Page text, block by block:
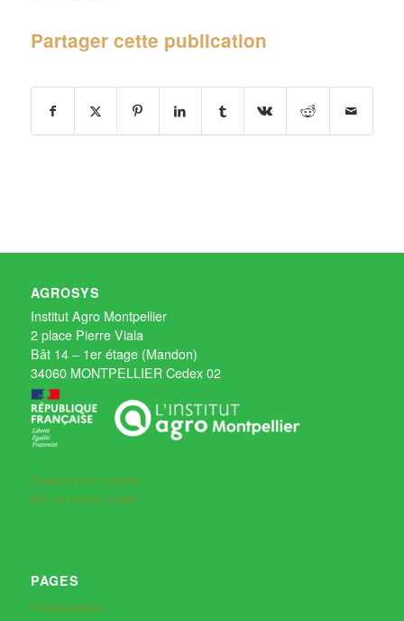
Partager cette publication
AGROSYS
Institut Agro Montpellier
2 place Pierre Viala
Bât 14 – 1er étage (Mandon)
34060 MONTPELLIER Cedex 02
Création d'un compte
Mot de passe oublié
PAGES
Présentation